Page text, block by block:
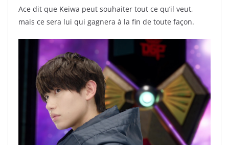
Ace dit que Keiwa peut souhaiter tout ce qu’il veut,
mais ce sera lui qui gagnera à la fin de toute façon.